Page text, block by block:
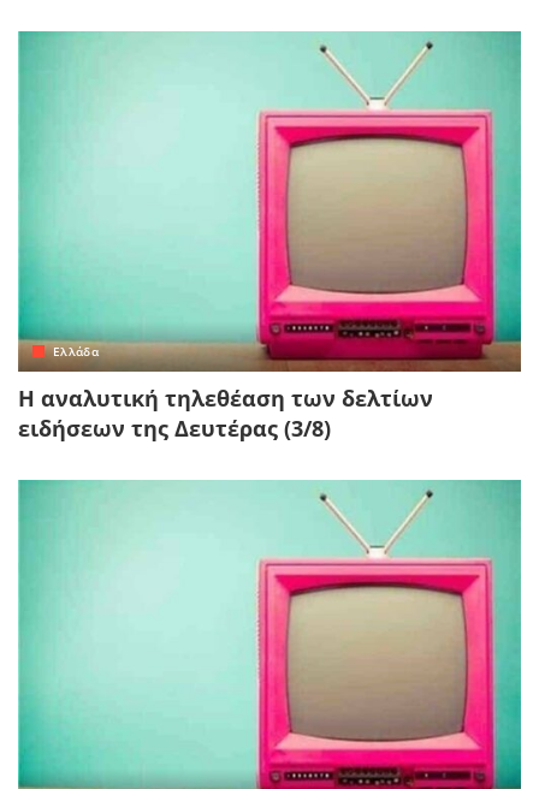
Ελλάδα
Η αναλυτική τηλεθέαση των δελτίων
ειδήσεων της Δευτέρας (3/8)